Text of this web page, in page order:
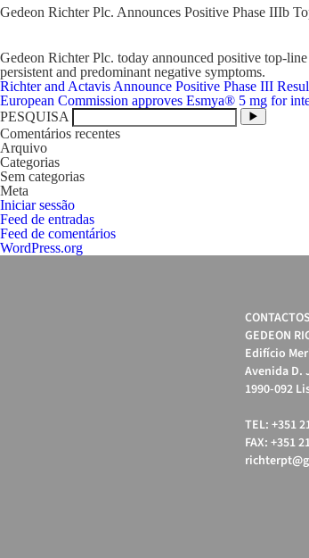
Gedeon Richter Plc. Announces Positive Phase IIIb
Gedeon Richter Plc. today announced positive top-
persistent and predominant negative symptoms.
Navegação
de
artigos
Richter and Actavis Announce Positive Phase III
European Commission approves Esmya® 5 mg for
PESQUISA
Comentários recentes
Arquivo
Categorias
Sem categorias
Meta
Iniciar sessão
Feed de entradas
Feed de comentários
WordPress.org
CONTACTOS
GEDEON
Edifício
Avenida D.
1990-092
TEL: +351
FAX: +351